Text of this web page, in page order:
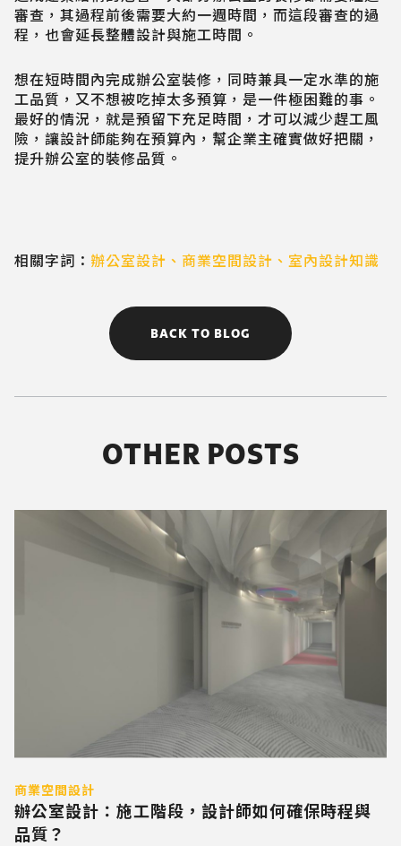
審查，其過程前後需要大約一週時間，而這段審查的過
程，也會延長整體設計與施工時間。
想在短時間內完成辦公室裝修，同時兼具一定水準的施
工品質，又不想被吃掉太多預算，是一件極困難的事。
最好的情況，就是預留下充足時間，才可以減少趕工風
險，讓設計師能夠在預算內，幫企業主確實做好把關，
提升辦公室的裝修品質。
相關字詞： 辦公室設計 、 商業空間設計 、 室內設計知識
BACK TO BLOG
OTHER POSTS
商業空間設計
辦公室設計：施工階段，設計師如何確保時程與
品質？